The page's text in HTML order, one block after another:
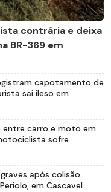
contrária e deixa
BR-369 em
capotamento de
sai ileso em
entre carro e moto em
sofre
após colisão
em Cascavel